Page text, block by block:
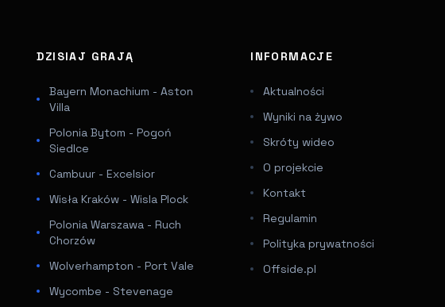
DZISIAJ GRAJĄ
Bayern Monachium - Aston
Villa
Polonia Bytom - Pogoń
Siedlce
Cambuur - Excelsior
Wisła Kraków - Wisla Plock
Polonia Warszawa - Ruch
Chorzów
Wolverhampton - Port Vale
Wycombe - Stevenage
INFORMACJE
Aktualności
Wyniki na żywo
Skróty wideo
O projekcie
Kontakt
Regulamin
Polityka prywatności
Offside.pl